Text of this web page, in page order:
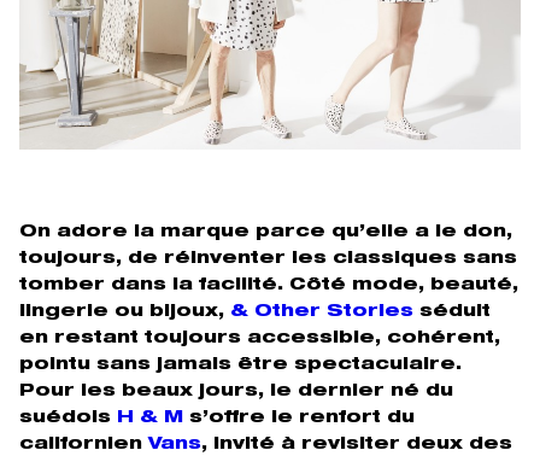
On adore la marque parce qu’elle a le don,
toujours, de réinventer les classiques sans
tomber dans la facilité. Côté mode, beauté,
lingerie ou bijoux, & Other Stories séduit
en restant toujours accessible, cohérent,
pointu sans jamais être spectaculaire.
Pour les beaux jours, le dernier né du
suédois H & M s’offre le renfort du
californien Vans, invité à revisiter deux des